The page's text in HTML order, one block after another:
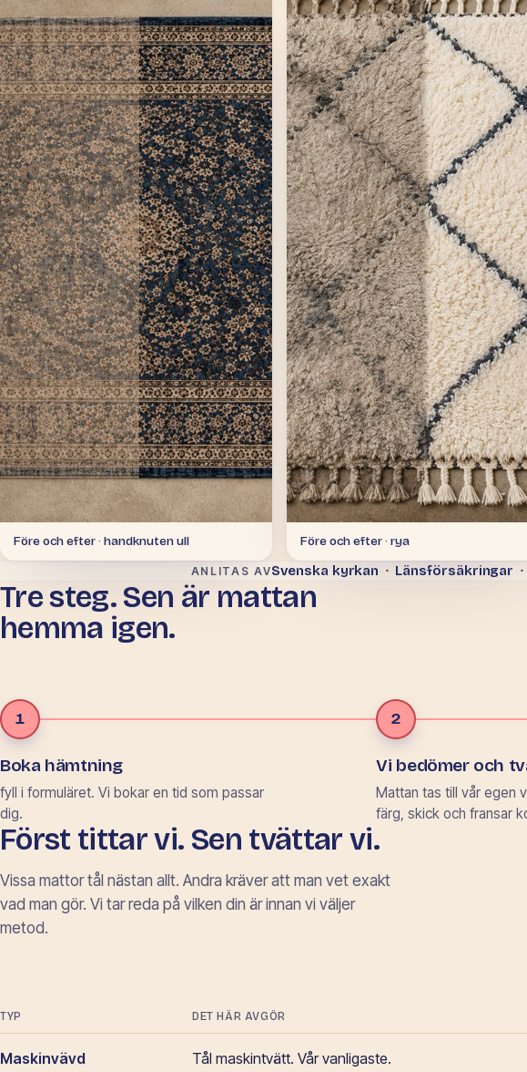
Före och efter · handknuten ull Före och efter · rya
ANLITAS AVSvenska kyrkan · Länsförsäkringar ·
Tre steg. Sen är mattan
hemma igen.
1
Boka hämtning
fyll i formuläret. Vi bokar en tid som passar
dig.
2
Vi bedömer och
Mattan tas till vår egen
färg, skick och fransar
Först tittar vi. Sen tvättar vi.
Vissa mattor tål nästan allt. Andra kräver att man vet exakt
vad man gör. Vi tar reda på vilken din är innan vi väljer
metod.
TYP DET HÄR AVGÖR
Maskinvävd Tål maskintvätt. Vår vanligaste.